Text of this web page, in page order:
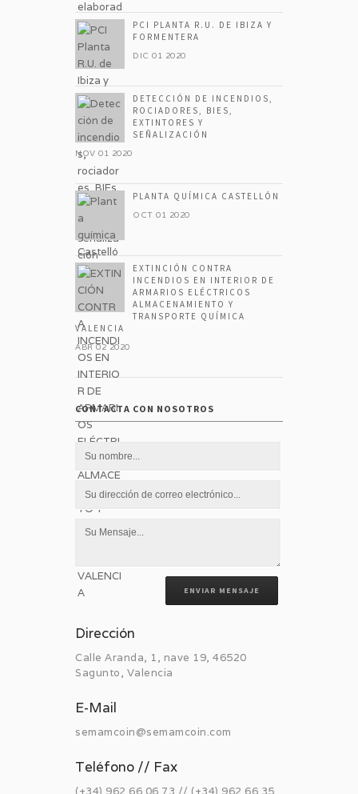
PCI PLANTA R.U. DE IBIZA Y
FORMENTERA
DIC 01 2020
DETECCIÓN DE INCENDIOS,
ROCIADORES, BIES,
EXTINTORES Y
SEÑALIZACIÓN
NOV 01 2020
PLANTA QUÍMICA CASTELLÓN
OCT 01 2020
EXTINCIÓN CONTRA
INCENDIOS EN INTERIOR DE
ARMARIOS ELÉCTRICOS
ALMACENAMIENTO Y
TRANSPORTE QUÍMICA
VALENCIA
ABR 02 2020
CONTACTA CON NOSOTROS
ENVIAR MENSAJE
Dirección
Calle Aranda, 1, nave 19, 46520
Sagunto, Valencia
E-Mail
semamcoin@semamcoin.com
Teléfono // Fax
(+34) 962 66 06 73 // (+34) 962 66 35